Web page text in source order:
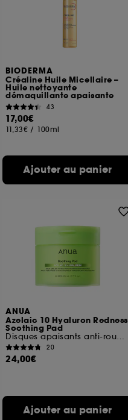
BIODERMA
Créaline Huile Micellaire –
Huile nettoyante
démaquillante apaisante
43
17,00€
11,33€ / 100ml
Ajouter au panier
ANUA
Azelaic 10 Hyaluron Redness
Soothing Pad
Disques apaisants anti-rougeurs
20
24,00€
Ajouter au panier